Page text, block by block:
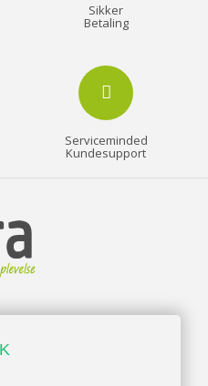
Sikker
Betaling
Serviceminded
Kundesupport